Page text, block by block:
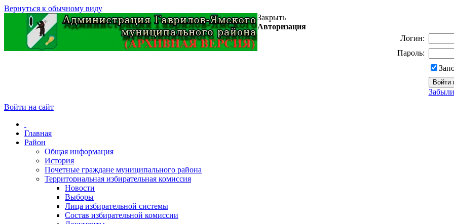
Вернуться к обычному виду
Закрыть
Авторизация
Логин:
Пароль:
Войти на сайт
Главная
Район
Общая информация
История
Почетные граждане муниципального района
Территориальная избирательная комиссия
Новости
Выборы
Лица избирательной системы
Состав избирательной комиссии